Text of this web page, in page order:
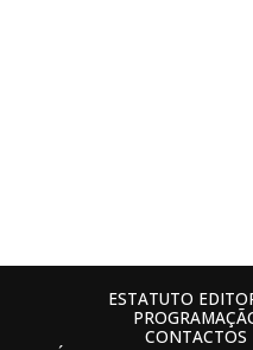
ESTATUTO
CONTACTOS